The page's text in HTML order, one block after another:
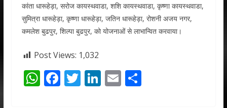
कांता धारूहेड़ा, सरोज कायस्थवाडा, शशि कायस्थवाडा, कृष्णा कायस्थवाडा,
सुमित्रा धारूहेड़ा, कृष्णा धारूहेड़ा, जतिन धारूहेड़ा, रोशनी अजय नगर,
कमलेश बुढपुर, शिल्पा बुढपुर, को योजनाओं से लाभान्वित करवाया।
Post Views: 1,032
W F T Li E S